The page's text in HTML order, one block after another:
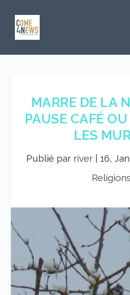
MARRE DE LA
PAUSE CAFÉ
LES
Publié par river| 16,
Religions